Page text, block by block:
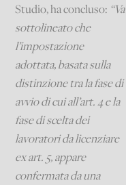
Studio, ha concluso: “Va
sottolineato che
l’impostazione
adottata, basata sulla
distinzione tra la fase di
avvio di cui all’art. 4 e la
fase di scelta dei
lavoratori da licenziare
ex art. 5, appare
confermata da una